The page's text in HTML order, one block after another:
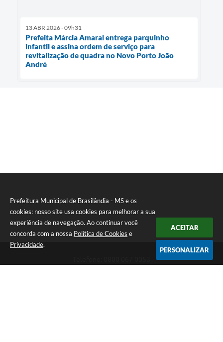
Prefeitura Municipal de Brasilândia - MS e os
cookies: nosso site usa cookies para melhorar a sua
experiência de navegação. Ao continuar você
concorda com a nossa Política de Cookies e
Privacidade.
ACEITAR
PERSONALIZAR
13 ABR 2026 - 09h31
Prefeita Márcia Amaral entrega parquinho
infantil e assina ordem de serviço para
revitalização de quadra no Novo Porto João
André